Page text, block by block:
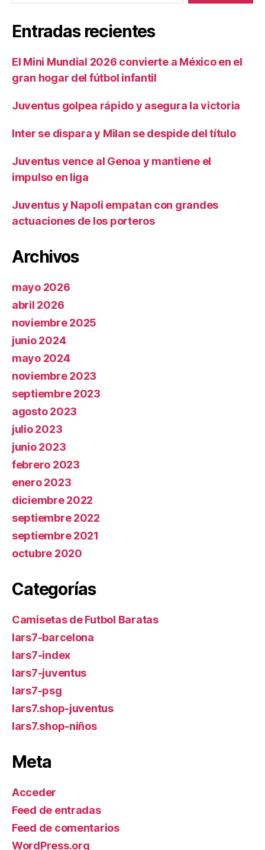
Entradas recientes
El Mini Mundial 2026 convierte a México en el
gran hogar del fútbol infantil
Juventus golpea rápido y asegura la victoria
Inter se dispara y Milan se despide del título
Juventus vence al Genoa y mantiene el
impulso en liga
Juventus y Napoli empatan con grandes
actuaciones de los porteros
Archivos
mayo 2026
abril 2026
noviembre 2025
junio 2024
mayo 2024
noviembre 2023
septiembre 2023
agosto 2023
julio 2023
junio 2023
febrero 2023
enero 2023
diciembre 2022
septiembre 2022
septiembre 2021
octubre 2020
Categorías
Camisetas de Futbol Baratas
lars7-barcelona
lars7-index
lars7-juventus
lars7-psg
lars7.shop-juventus
lars7.shop-niños
Meta
Acceder
Feed de entradas
Feed de comentarios
WordPress.org